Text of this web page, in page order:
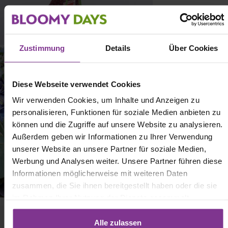
Zustimmung Details Über Cookies
Diese Webseite verwendet Cookies
Wir verwenden Cookies, um Inhalte und Anzeigen zu
personalisieren, Funktionen für soziale Medien anbieten zu
können und die Zugriffe auf unsere Website zu analysieren.
Außerdem geben wir Informationen zu Ihrer Verwendung
unserer Website an unsere Partner für soziale Medien,
Werbung und Analysen weiter. Unsere Partner führen diese
Informationen möglicherweise mit weiteren Daten
zusammen, die Sie ihnen bereitgestellt haben oder die sie
haben. Mit Klick auf „[Zustimmen / Alles akzeptieren / etc.]“
erteilen Sie Ihre Einwilligung auch in die Weitergabe über
Alle zulassen